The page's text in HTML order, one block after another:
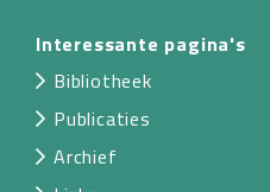
Interessante pagina's
Bibliotheek
Publicaties
Archief